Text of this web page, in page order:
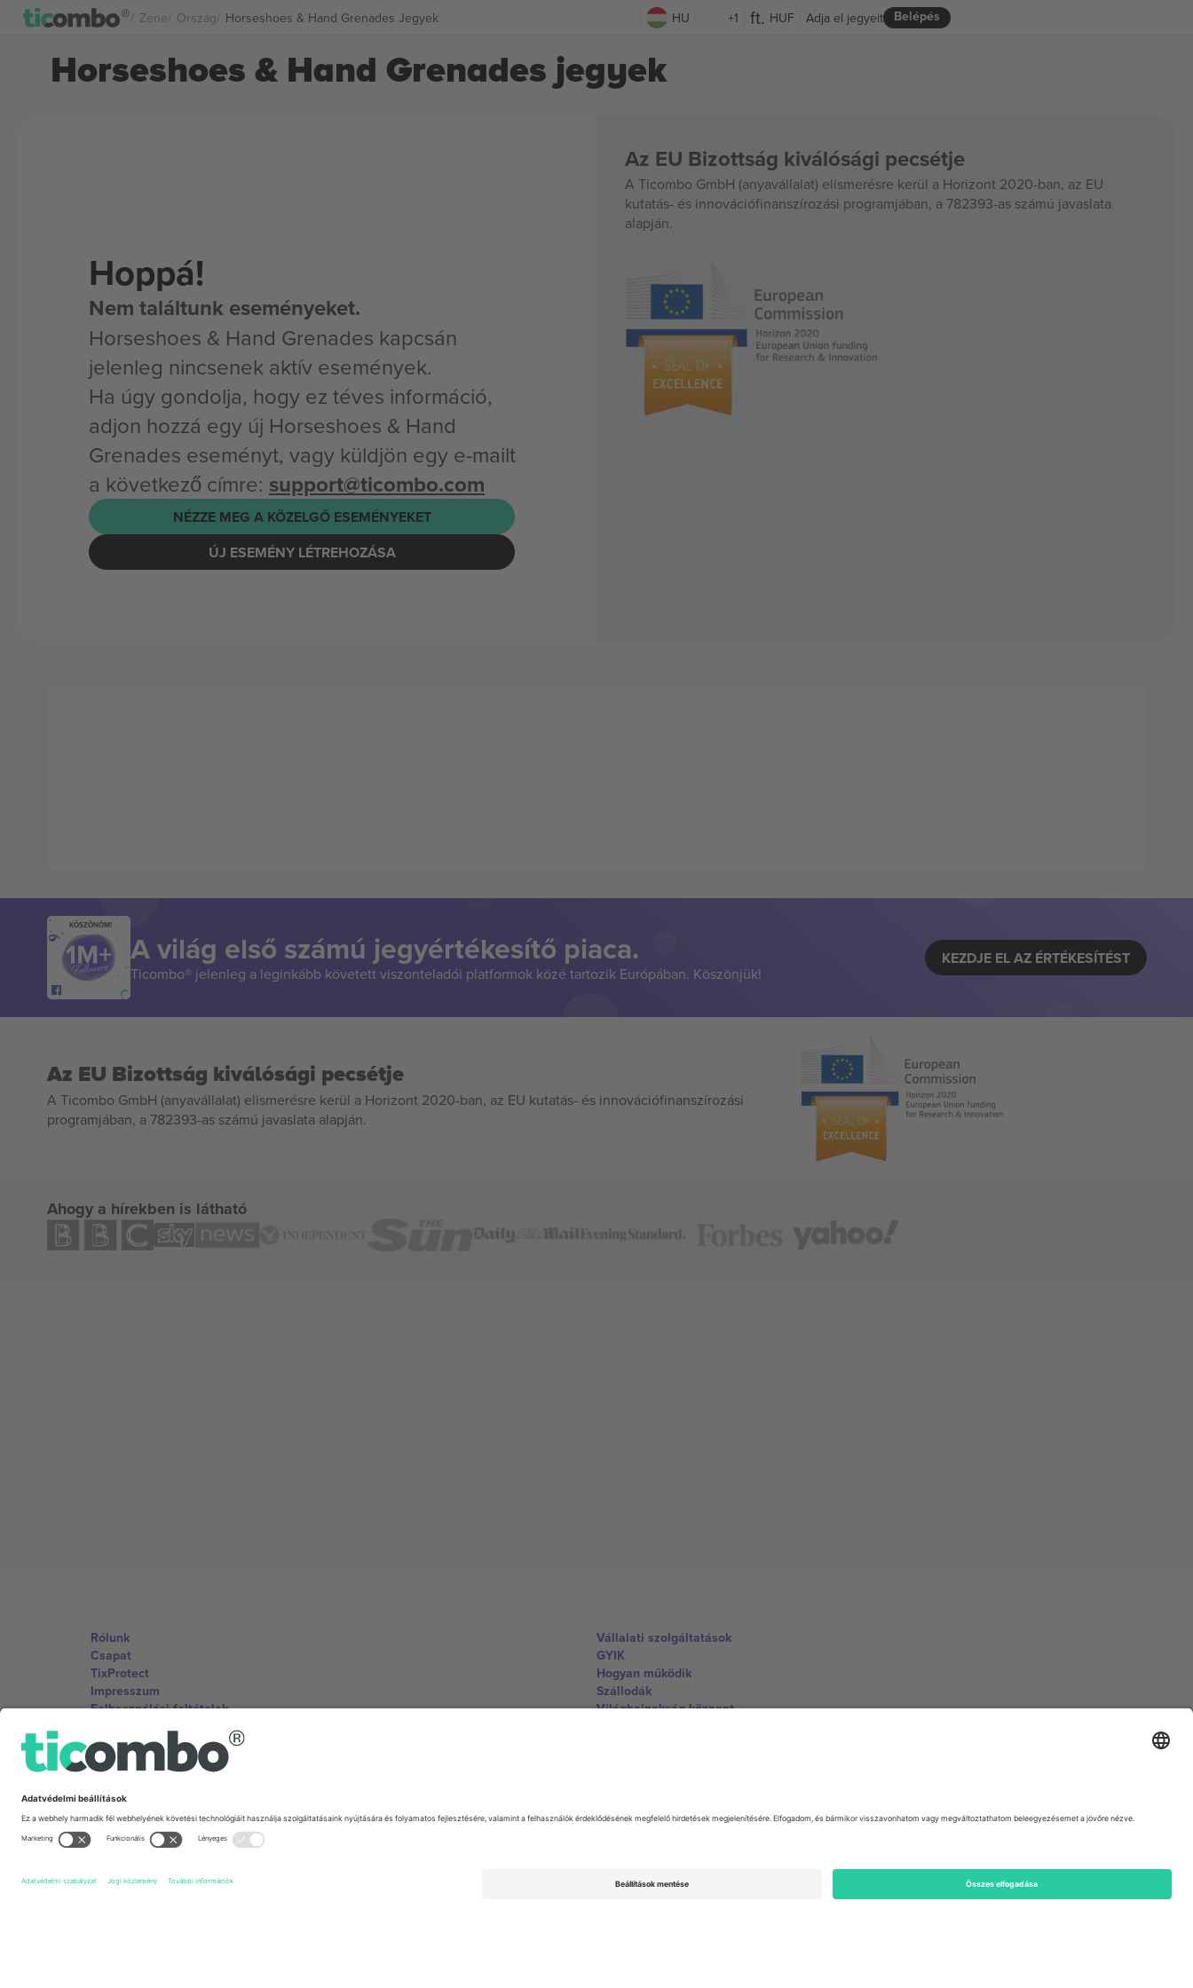
Zene Ország Horseshoes & Hand Grenades Jegyek HU +1 HUF Belépés
Adja el jegyeit
Horseshoes & Hand Grenades jegyek
Hoppá!
Nem találtunk eseményeket.
Horseshoes & Hand Grenades kapcsán
jelenleg nincsenek aktív események.
Ha úgy gondolja, hogy ez téves információ,
adjon hozzá egy új Horseshoes & Hand
Grenades eseményt, vagy küldjön egy e-mailt
a következő címre: support@ticombo.com
NÉZZE MEG A KÖZELGŐ ESEMÉNYEKET
ÚJ ESEMÉNY LÉTREHOZÁSA
Az EU Bizottság kiválósági pecsétje
A Ticombo GmbH (anyavállalat) elismerésre kerül a Horizont 2020-ban, az EU
kutatás- és innovációfinanszírozási programjában, a 782393-as számú javaslata
alapján.
KÖSZÖNÖM!
A világ első számú jegyértékesítő piaca.
Ticombo® jelenleg a leginkább követett viszonteladói platformok közé tartozik Európában. Köszönjük!
KEZDJE EL AZ ÉRTÉKESÍTÉST
Az EU Bizottság kiválósági pecsétje
A Ticombo GmbH (anyavállalat) elismerésre kerül a Horizont 2020-ban, az EU kutatás- és innovációfinanszírozási
programjában, a 782393-as számú javaslata alapján.
Ahogy a hírekben is látható
Rólunk
Csapat
TixProtect
Impresszum
Felhasználási feltételek
Partnerprogram
Vállalati szolgáltatások
GYIK
Hogyan működik
Szállodák
Világbajnokság központ